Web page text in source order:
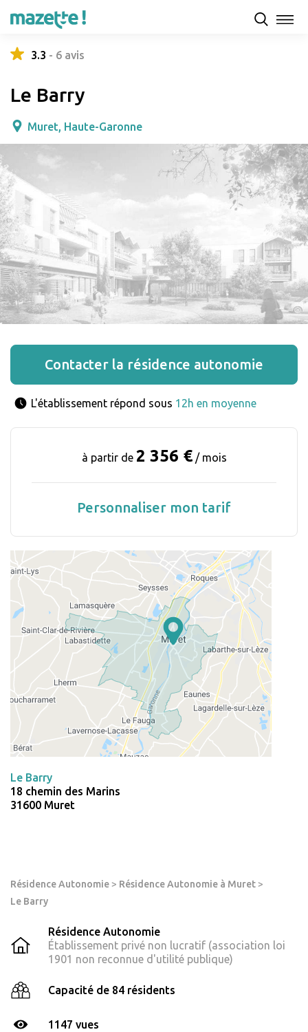
3.3 - 6 avis
Le Barry
Muret, Haute-Garonne
Résidence Autonomie > Résidence Autonomie à Muret >
Le Barry
Résidence Autonomie
Établissement privé non lucratif (association loi
1901 non reconnue d'utilité publique)
Capacité de 84 résidents
1147 vues
Contacter la résidence autonomie
L'établissement répond sous 12h en moyenne
à partir de 2 356 €/ mois
Personnaliser mon tarif
Le Barry
18 chemin des Marins
31600 Muret